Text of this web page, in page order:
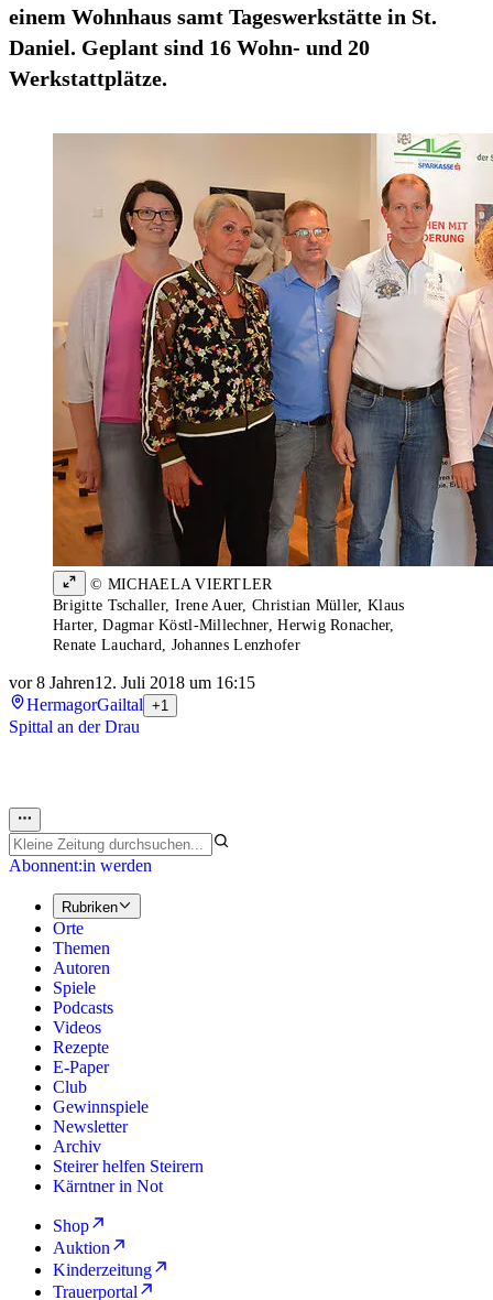
einem Wohnhaus samt Tageswerkstätte in St.
Daniel. Geplant sind 16 Wohn- und 20
Werkstattplätze.
© MICHAELA VIERTLER
Brigitte Tschaller, Irene Auer, Christian Müller, Klaus
Harter, Dagmar Köstl-Millechner, Herwig Ronacher,
Renate Lauchard, Johannes Lenzhofer
vor 8 Jahren12. Juli 2018 um 16:15
HermagorGailtal +1
Spittal an der Drau
Abonnent:in werden
Rubriken
Orte
Themen
Autoren
Spiele
Podcasts
Videos
Rezepte
E-Paper
Club
Gewinnspiele
Newsletter
Archiv
Steirer helfen Steirern
Kärntner in Not
Shop
Auktion
Kinderzeitung
Trauerportal